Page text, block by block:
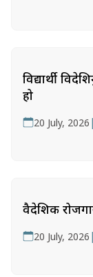
विद्यार्थी
हो
20 July, 2026 |
वैदेशिक
20 July, 2026 |